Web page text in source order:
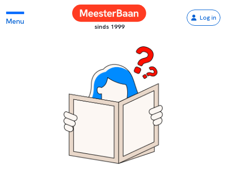
Menu
sinds 1999
Log in